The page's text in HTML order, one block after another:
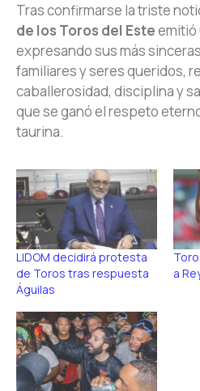
Tras confirmarse la triste
de los Toros del Esteemitió
expresando sus más
familiares y seres queridos,
caballerosidad, disciplina y
que se ganó el respeto
taurina.
LIDOM decidirá protesta
de Toros tras respuesta
Águilas
a